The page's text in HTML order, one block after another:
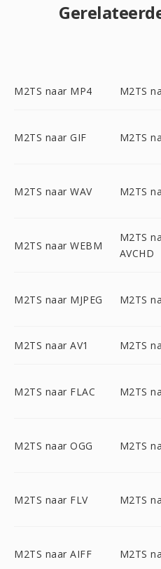
M2TS naar MP4 M2TS
M2TS naar GIF M2TS
M2TS naar WAV M2TS
M2TS naar WEBM
M2TS
AVCHD
M2TS naar MJPEG M2TS
M2TS naar AV1 M2TS
M2TS naar FLAC M2TS
M2TS naar OGG M2TS
M2TS naar FLV M2TS
M2TS naar AIFF M2TS